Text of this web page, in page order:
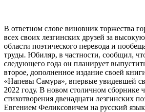
В ответном слове виновник торжества
всех своих лезгинских друзей за
области поэтического перевода и
труды. Юбиляр, в частности, сообщил,
следующего года он планирует
второе, дополненное издание своей
«Напевы Самура», впервые увидевшей
2022 году. В новом столичном сборнике
стихотворения двенадцати лезгинских
Евгением Феликсовичем на русский